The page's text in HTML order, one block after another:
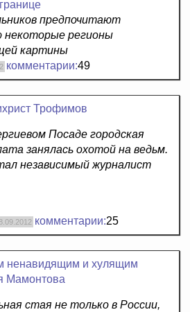
предпочитают
некоторые регионы
картины
комментарии:49
Трофимов
Посаде городская
занялась охотой на ведьм.
независимый журналист
комментарии:25
ненавидящим и хулящим
Мамонтова
стая не только в России,